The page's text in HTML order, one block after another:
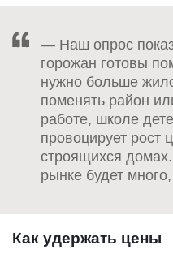
— Наш опрос
горожан готовы
нужно больше
поменять район
работе, школе
провоцирует рост
строящихся
рынке будет
Как удержать цены